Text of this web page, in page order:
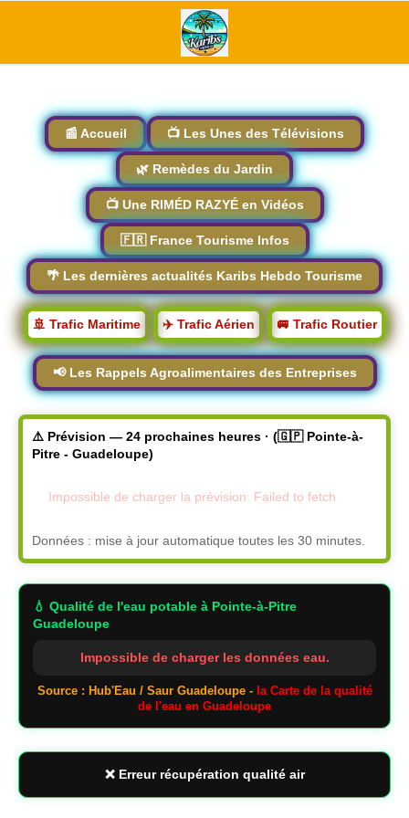
📰 Accueil 📺 Les Unes des Télévisions
🌿 Remèdes du Jardin
📺 Une RIMÉD RAZYÉ en Vidéos
🇫🇷 France Tourisme Infos
🌴 Les dernières actualités Karibs Hebdo Tourisme
🚢 Trafic Maritime ✈️ Trafic Aérien 🚐 Trafic Routier
📢 Les Rappels Agroalimentaires des Entreprises
⚠️ Prévision — 24 prochaines heures · (🇬🇵 Pointe-à-
Pitre - Guadeloupe)
Impossible de charger la prévision: Failed to fetch
Données : mise à jour automatique toutes les 30 minutes.
💧 Qualité de l'eau potable à Pointe-à-Pitre
Guadeloupe
Impossible de charger les données eau.
Source : Hub'Eau / Saur Guadeloupe - la Carte de la qualité
de l'eau en Guadeloupe
❌ Erreur récupération qualité air